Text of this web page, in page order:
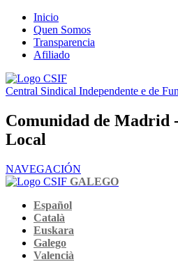
Inicio
Quen Somos
Transparencia
Afiliado
Central Sindical Independente e de
Comunidad de Madrid
Local
NAVEGACIÓN
GALEGO
Español
Català
Euskara
Galego
Valencià